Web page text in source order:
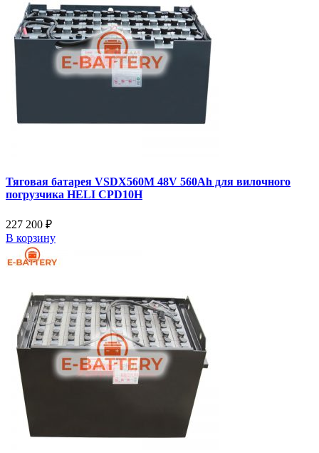
Тяговая батарея VSDX560M 48V 560Ah для вилочного
погрузчика HELI CPD10H
227 200 ₽
В корзину